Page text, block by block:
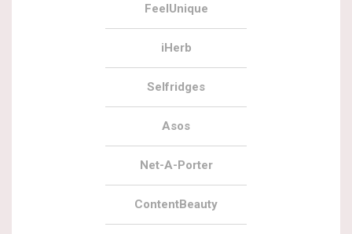
FeelUnique
iHerb
Selfridges
Asos
Net-A-Porter
ContentBeauty